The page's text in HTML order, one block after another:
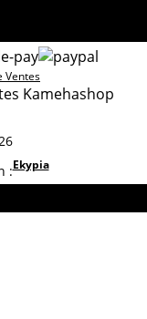
Ventes
Kamehashop
:Ekypia